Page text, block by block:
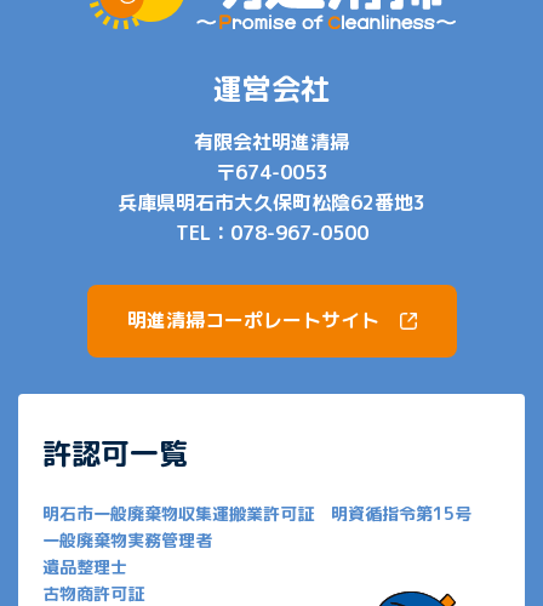
運営会社
有限会社明進清掃
〒674-0053
兵庫県明石市大久保町松陰62番地3
TEL： 078-967-0500
明進清掃コーポレートサイト
許認可一覧
明石市一般廃棄物収集運搬業許可証 明資循指令第15号
一般廃棄物実務管理者
遺品整理士
古物商許可証